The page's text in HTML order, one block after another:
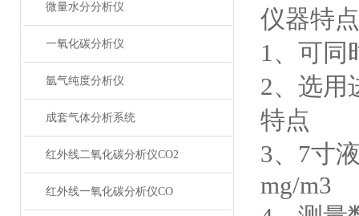
微量水分分析仪
一氧化碳分析仪
氩气纯度分析仪
成套气体分析系统
红外线二氧化碳分析仪CO2
红外线一氧化碳分析仪CO
仪器特
1、可同
2、选用
特点
3、7寸
mg/m3